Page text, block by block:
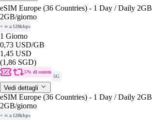
eSIM Europe (36 Countries) - 1 Day / Daily 2GB
2GB/giorno
+ ∞ a 128kbps
1 Giorno
0,73 USD/GB
1,45 USD
(1,86 SGD)
5% di sconto
5G
Vedi dettagli
eSIM Europe (36 Countries) - 1 Day / Daily 2GB
2GB/giorno
+ ∞ a 128kbps